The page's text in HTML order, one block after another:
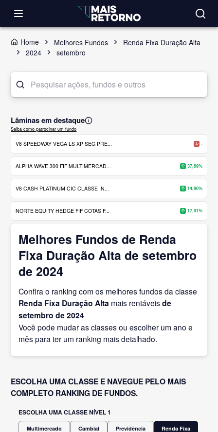
Home Melhores Fundos
Renda Fixa Duração Alta
2024
setembro
Lâminas em destaque
Saiba como patrocinar um fundo
V8 SPEEDWAY VEGA LS XP SEG PRE... -
ALPHA WAVE 300 FIF MULTIMERCAD... 37,69%
V8 CASH PLATINUM CIC CLASSE IN... 14,90%
NORTE EQUITY HEDGE FIF COTAS F... 17,91%
Melhores Fundos de Renda
Fixa Duração Alta de setembro
de 2024
Confira o ranking com os melhores fundos da classe
Renda Fixa Duração Alta mais rentáveisde
setembro de 2024
Você pode mudar as classes ou escolher um ano e
mês para ter um ranking mais detalhado.
ESCOLHA UMA CLASSE E NAVEGUE PELO MAIS
COMPLETO RANKING DE FUNDOS.
ESCOLHA UMA CLASSE NÍVEL 1
Multimercado Cambial Previdência Renda Fixa